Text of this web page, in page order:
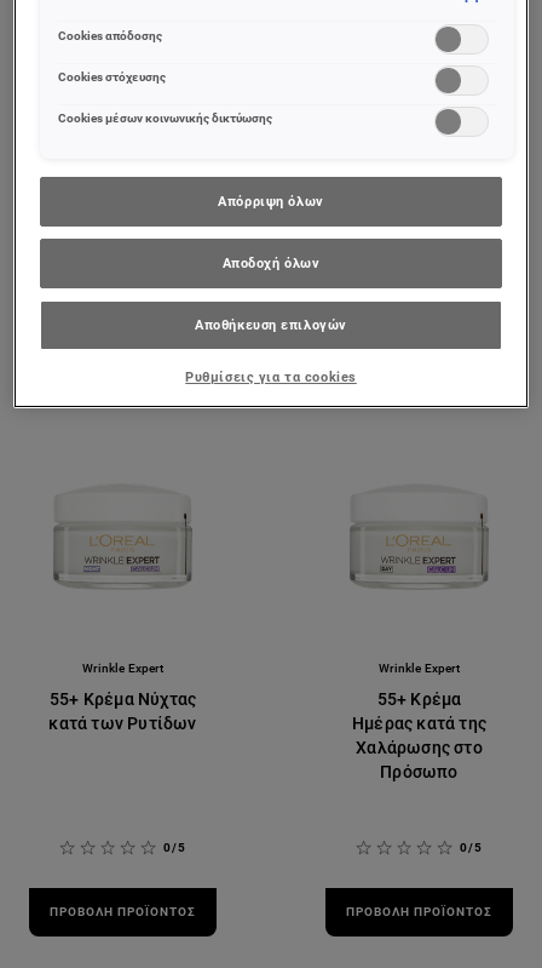
Wrinkle Expert
Ημέρας για
Wrinkle Expert
45+ Κρέμα
Ημέρας με
Πεπτίδια
Wrinkle Expert
55+ Κρέμα Νύχτας
κατά των Ρυτίδων
0/5
ΠΡΟΒΟΛΉ ΠΡΟΪΌΝΤΟΣ
Wrinkle Expert
55+ Κρέμα
Ημέρας κατά της
Χαλάρωσης στο
Πρόσωπο
0/5
ΠΡΟΒΟΛΉ ΠΡΟΪΌΝΤΟΣ
(«Απόρριψη όλων») ή να ρυθμίσετε και να αποθηκεύσετε τις
επιλογές σας («Αποθήκευση επιλογών»). Μπορείτε επίσης, ανά
πάσα στιγμή, να ελέγξετε και να ρυθμίσετε εκ νέου τις επιλογές
Περισσότερες πληροφορίες μπορείτε να βρείτε στην
Cookies απόδοσης
Cookies στόχευσης
Cookies μέσων κοινωνικής δικτύωσης
Απόρριψη όλων
Αποδοχή όλων
Αποθήκευση επιλογών
Ρυθμίσεις για τα cookies